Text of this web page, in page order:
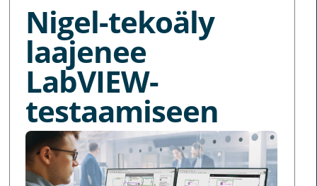
Nigel-tekoäly
laajenee
LabVIEW-
testaamiseen